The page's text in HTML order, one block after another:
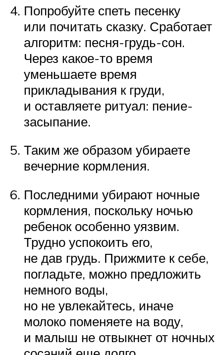
Попробуйте спеть песенку
или почитать сказку. Сработает
алгоритм: песня-грудь-сон.
Через какое-то время
уменьшаете время
прикладывания к груди,
и оставляете ритуал: пение-
засыпание.
Таким же образом убираете
вечерние кормления.
Последними убирают ночные
кормления, поскольку ночью
ребенок особенно уязвим.
Трудно успокоить его,
не дав грудь. Прижмите к себе,
погладьте, можно предложить
немного воды,
но не увлекайтесь, иначе
молоко поменяете на воду,
и малыш не отвыкнет от ночных